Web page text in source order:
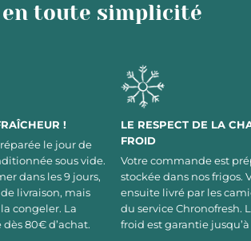
toute simplicité
!
le jour de
sous vide.
dans les 9 jours,
livraison, mais
congeler. La
80€ d’achat.
LE RESPECT DE LA
FROID
Votre commande est
stockée dans nos frigos.
ensuite livré par les
du service Chronofresh.
froid est garantie